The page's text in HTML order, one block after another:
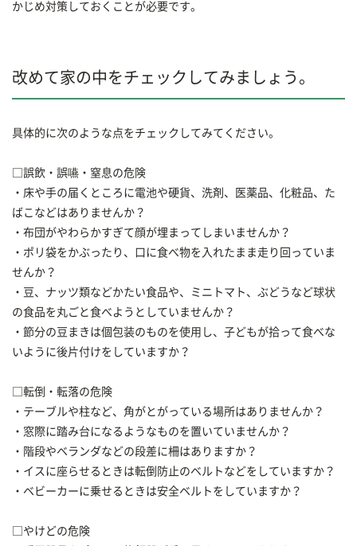
かじめ対策しておくことが必要です。
改めて家の中をチェックしてみましょう。
具体的に次のような点をチェックしてみてください。
□誤飲・誤嚥・窒息の危険
・床や手の届くところに電池や硬貨、洗剤、医薬品、化粧品、た
ばこなどはありませんか？
・布団がやわらかすぎて顔が埋まってしまいませんか？
・ポリ袋をかぶったり、口に食べ物を入れたまま走り回っていま
せんか？
・豆、ナッツ類などかたい食品や、ミニトマト、ぶどうなど球状
の食品を丸ごと食べようとしていませんか？
・節分の豆まきは個包装のものを使用し、子どもが拾って食べな
いように後片付けをしていますか？
□転倒・転落の危険
・テーブルや柱など、角がとがっている場所はありませんか？
・窓際に踏み台になるようなものを置いていませんか？
・階段やベランダなどの段差に柵はありますか？
・イスに座らせるときは転倒防止のベルトなどをしていますか？
・ベビーカーに乗せるときは安全ベルトをしていますか？
□やけどの危険